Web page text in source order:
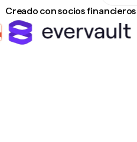
Creado con socios